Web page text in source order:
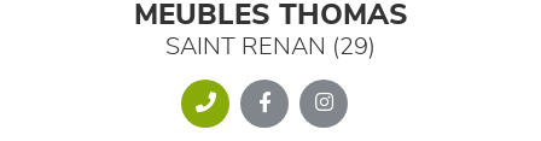
MEUBLES THOMAS
SAINT RENAN (29)